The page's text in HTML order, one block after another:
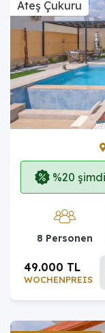
Ateş Çukuru
%20
8 Personen
WOCHENPREIS
49.000 TL